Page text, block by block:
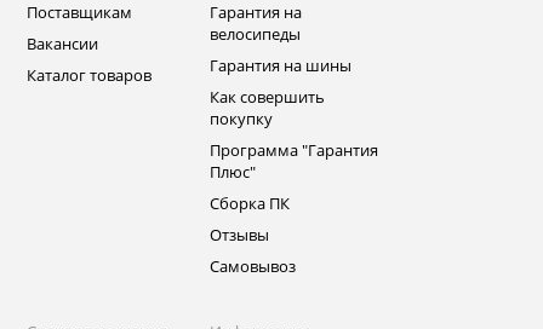
Поставщикам
Вакансии
Каталог товаров
Гарантия на
велосипеды
Гарантия на шины
Как совершить
покупку
Программа "Гарантия
Плюс"
Сборка ПК
Отзывы
Самовывоз